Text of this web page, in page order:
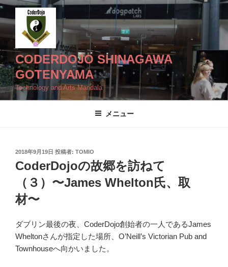
コ
ン
ツ
へ
ス
キ
ッ
CODERDOJO SHINAGAWA
GOTENYAMA
Technology and Arts Mandala
メニュー
投
稿
日:
2018年9月19日 投稿者: TOMIO
CoderDojoの故郷を訪ねて
（３）〜James Whelton氏、取
材〜
ダブリン最後の夜、CoderDojo創始者の一人であるJames
Wheltonさんが指定した場所、O’Neill’s Victorian Pub and
Townhouseへ向かいました。